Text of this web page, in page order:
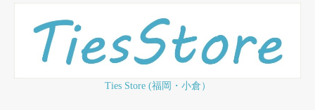
Ties Store (福岡・小倉）